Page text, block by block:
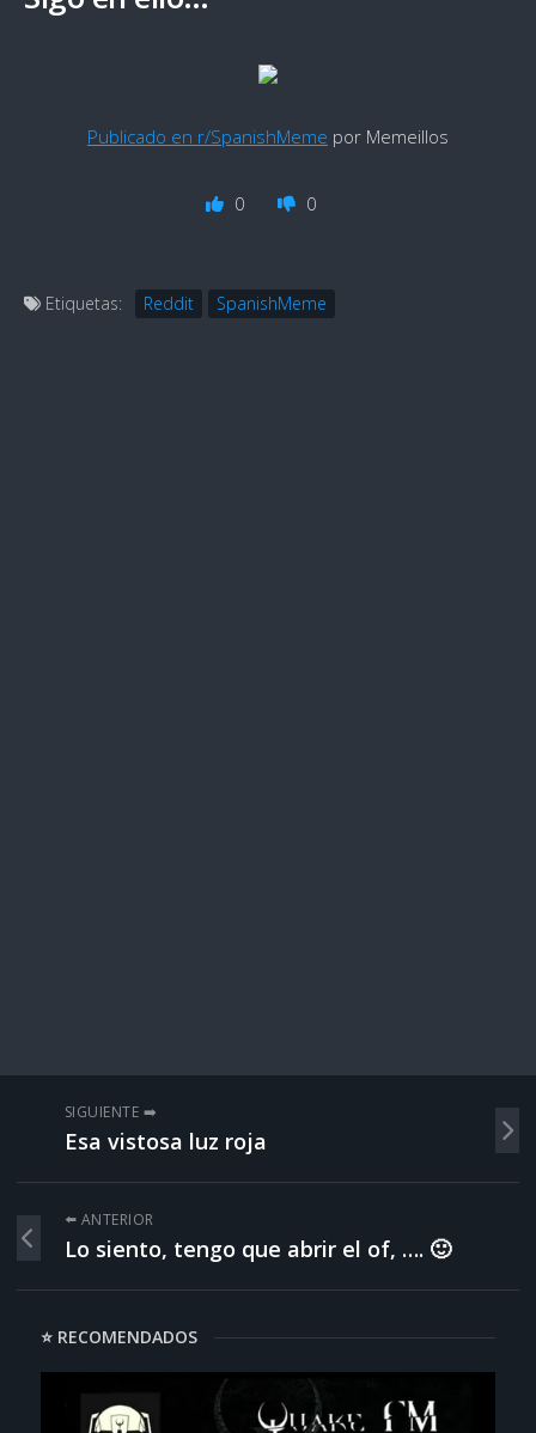
Publicado en r/SpanishMeme por Memeillos
0 0
Etiquetas: Reddit SpanishMeme
SIGUIENTE ➡️
Esa vistosa luz roja
⬅️ ANTERIOR
Lo siento, tengo que abrir el of, …. 🙂
⭐ RECOMENDADOS